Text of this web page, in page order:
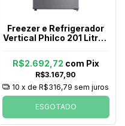
Freezer e Refrigerador
Vertical Philco 201 Litros
R$3.167,90
R$2.692,72 com Pix
10 x deR$316,79 sem juros
ESGOTADO